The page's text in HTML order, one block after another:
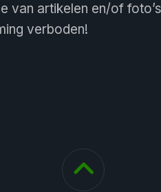
van artikelen en/of
verboden!